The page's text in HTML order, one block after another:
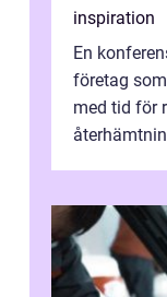
inspiration
En
företag
med tid för